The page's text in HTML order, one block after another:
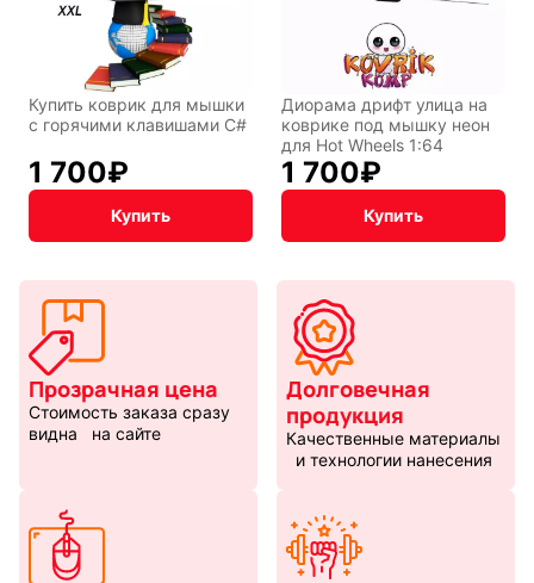
Купить коврик для мышки
с горячими клавишами C#
1 700₽
Купить
Диорама дрифт улица на
коврике под мышку неон
для Hot Wheels 1:64
1 700₽
Купить
Прозрачная цена
Стоимость заказа сразу
видна на сайте
Долговечная
продукция
Качественные материалы
и технологии нанесения